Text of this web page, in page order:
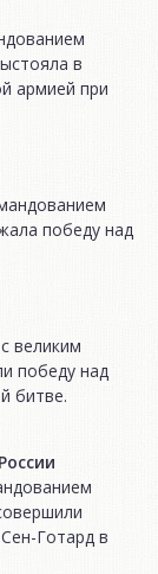
в
армией при
победу над
великим
победу над
битве.
Готард в